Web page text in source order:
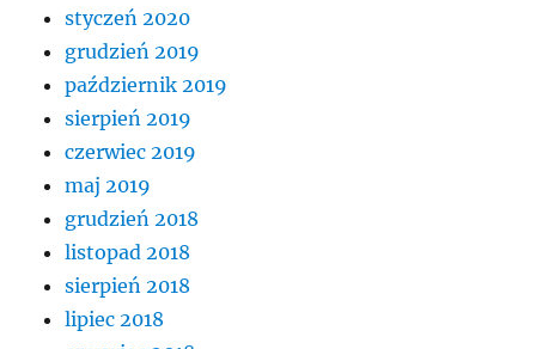
styczeń 2020
grudzień 2019
październik 2019
sierpień 2019
czerwiec 2019
maj 2019
grudzień 2018
listopad 2018
sierpień 2018
lipiec 2018